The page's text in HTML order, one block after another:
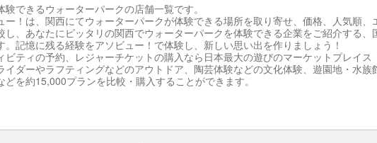
験できるウォーターパークの店舗一覧です。
ー！は、関西にてウォーターパークが体験できる場所を取り寄せ、価格、人気順、
し、あなたにピッタリの関西でウォーターパークを体験できる企業をご紹介する、
。記憶に残る経験をアソビュー！で体験し、新しい思い出を作りましょう！
ビティの予約、レジャーチケットの購入なら日本最大の遊びのマーケットプレイス
イダーやラフティングなどのアウトドア、陶芸体験などの文化体験、遊園地・水
どを約15,000プランを比較・購入することができます。